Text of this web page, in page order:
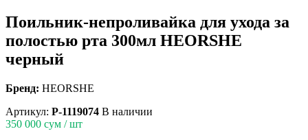
Поильник-непроливайка для ухода за
полостью рта 300мл HEORSHE
черный
Бренд: HEORSHE
Артикул: P-1119074 В наличии
350 000 сум / шт